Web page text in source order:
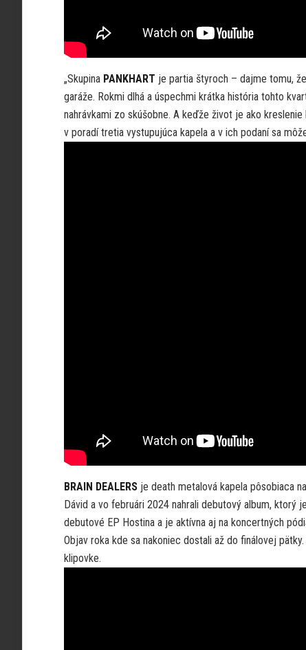
„Skupina PANKHART je partia štyroch – dajme tomu,
garáže. Rokmi dlhá a úspechmi krátka história tohto
nahrávkami zo skúšobne. A keďže život je ako
v poradí tretia vystupujúca kapela a v ich podaní sa
BRAIN DEALERS je death metalová kapela pôsobiaca
Dávid a vo februári 2024 nahrali debutový album, ktorý
debutové EP Hostina a je aktívna aj na koncertných
Objav roka kde sa nakoniec dostali až do finálovej
klipovke.